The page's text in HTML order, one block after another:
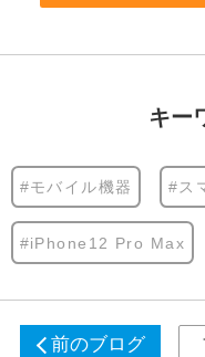
キー
#モバイル機器 #ス
#iPhone12 Pro Max
前のブログ